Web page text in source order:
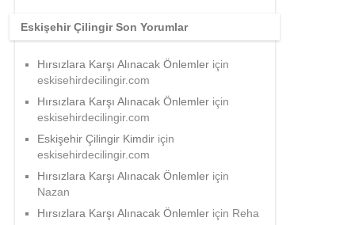
Eskişehir Çilingir Son Yorumlar
Hırsızlara Karşı Alınacak Önlemler için
eskisehirdecilingir.com
Hırsızlara Karşı Alınacak Önlemler için
eskisehirdecilingir.com
Eskişehir Çilingir Kimdir için
eskisehirdecilingir.com
Hırsızlara Karşı Alınacak Önlemler için
Nazan
Hırsızlara Karşı Alınacak Önlemler için Reha